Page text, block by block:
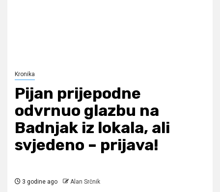
Kronika
Pijan prijepodne
odvrnuo glazbu na
Badnjak iz lokala, ali
svjedeno – prijava!
3 godine ago Alan Srčnik